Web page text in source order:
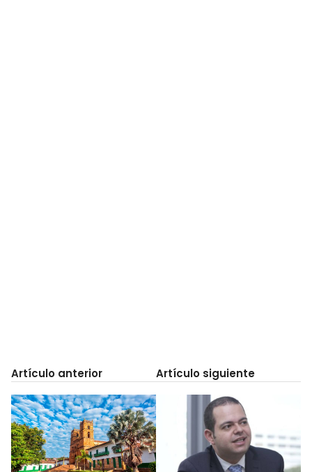
Artículo anterior Artículo siguiente